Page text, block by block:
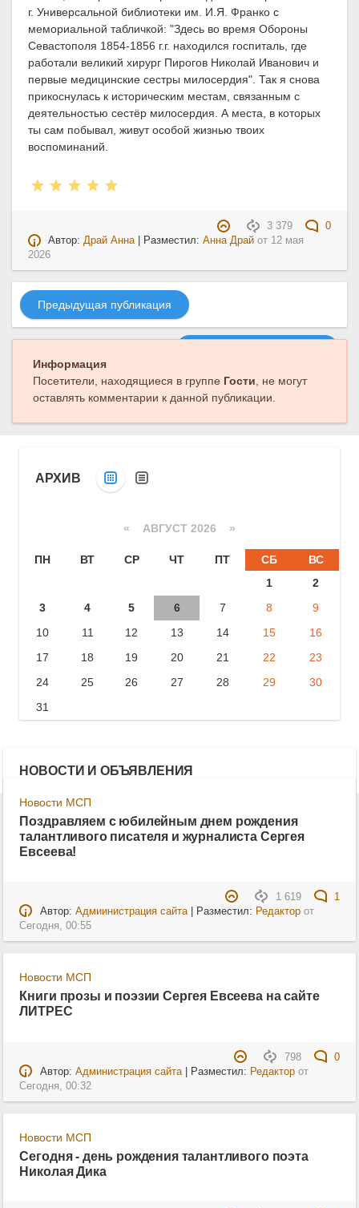
г. Универсальной библиотеки им. И.Я. Франко с
мемориальной табличкой: "Здесь во время Обороны
Севастополя 1854-1856 г.г. находился госпиталь, где
работали великий хирург Пирогов Николай Иванович и
первые медицинские сестры милосердия". Так я снова
прикоснулась к историческим местам, связанным с
деятельностью сестёр милосердия. А места, в которых
ты сам побывал, живут особой жизнью твоих
воспоминаний.
3 379
0
Автор:Драй Анна| Разместил:Анна Драй от 12 мая
2026
Предыдущая публикация
Информация
Посетители, находящиеся в группе Гости , не могут
оставлять комментарии к данной публикации.
АРХИВ
« АВГУСТ 2026 »
ПН ВТ СР ЧТ ПТ СБ
ВС
1
2
3
4 5 6 7 8
9
10
11 12 13 14 15
16
17
18 19 20 21 22
23
24
25 26 27 28 29
30
31
НОВОСТИ И ОБЪЯВЛЕНИЯ
Новости МСП
Поздравляем с юбилейным днем рождения
талантливого писателя и журналиста Сергея
Евсеева!
1 619
1
Автор: Адмиинистрация сайта| Разместил: Редакторот
Сегодня, 00:55
Новости МСП
Книги прозы и поэзии Сергея Евсеева на сайте
ЛИТРЕС
798
0
Автор: Администрация сайта| Разместил: Редакторот
Сегодня, 00:32
Новости МСП
Сегодня - день рождения талантливого поэта
Николая Дика